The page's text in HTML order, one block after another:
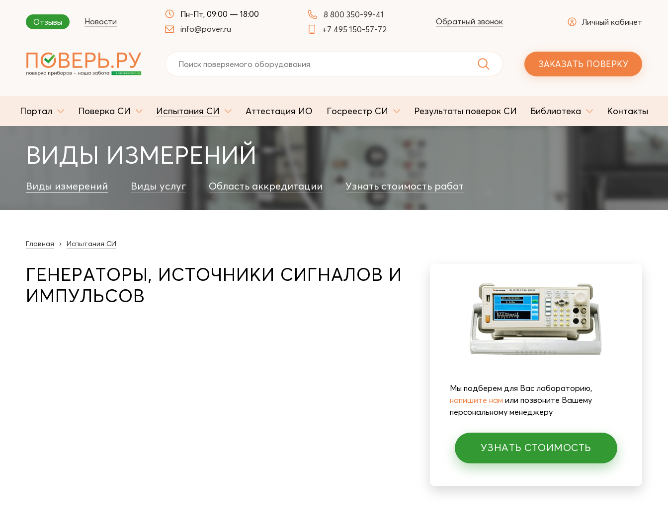
Отзывы Новости
Пн-Пт, 09:00 — 18:00
info@pover.ru
8 800 350-99-41
+7 495 150-57-72
Обратный звонок Личный кабинет
ЗАКАЗАТЬ ПОВЕРКУ
Портал Поверка СИ Испытания СИ Аттестация ИО Госреестр СИ Результаты поверок СИ Библиотека Контакты
ВИДЫ ИЗМЕРЕНИЙ
Виды измерений Виды услуг Область аккредитации Узнать стоимость работ
Главная Испытания СИ
ГЕНЕРАТОРЫ, ИСТОЧНИКИ СИГНАЛОВ И
ИМПУЛЬСОВ
Мы подберем для Вас лабораторию,
напишите нам или позвоните Вашему
персональному менеджеру
УЗНАТЬ СТОИМОСТЬ